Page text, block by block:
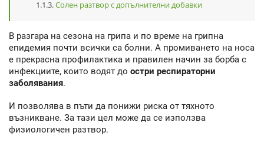
Солен разтвор с допълнителни добавки
В разгара на сезона на грипа и по време на грипна
епидемия почти всички са болни. А промиването на носа
е прекрасна профилактика и правилен начин за борба с
инфекциите, които водят до остри респираторни
заболявания.
И позволява в пъти да понижи риска от тяхното
възникване. За тази цел може да се използва
физиологичен разтвор.